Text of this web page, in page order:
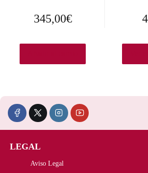
345,00€
LEGAL
Aviso Legal